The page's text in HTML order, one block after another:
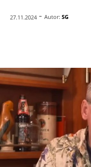
27.11.2024 - Autor: SG